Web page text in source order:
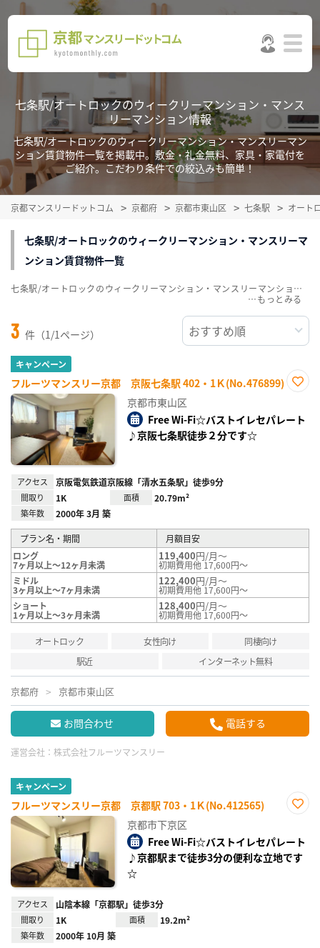
七条駅/オートロックのウィークリーマンション・マンス
リーマンション情報
七条駅/オートロックのウィークリーマンション・マンスリーマン
ション賃貸物件一覧を掲載中。敷金・礼金無料、家具・家電付を
ご紹介。こだわり条件での絞込みも簡単！
京都マンスリードットコム 京都府 京都市東山区 七条駅 オート
七条駅/オートロックのウィークリーマンション・マンスリーマ
ンション賃貸物件一覧
3 件（1/1ページ）
キャンペーン
フルーツマンスリー京都 京阪七条駅 402・1Ｋ(No.476899)
り登
京都市東山区
Free Wi-Fi☆バストイレセパレート
♪京阪七条駅徒歩２分です☆
アクセス 京阪電気鉄道京阪線「清水五条駅」徒歩9分
間取り 1K 面積 20.79m²
築年数 2000年 3月 築
プラン名・期間
月額目安
ロング
7ヶ月以上～12ヶ月未満
119,400円/月～
初期費用他 17,600円～
ミドル
3ヶ月以上～7ヶ月未満
122,400円/月～
初期費用他 17,600円～
ショート
1ヶ月以上～3ヶ月未満
128,400円/月～
初期費用他 17,600円～
オートロック 女性向け
同棲向け
駅近
インターネット無料
京都府 京都市東山区
お問合わせ 電話する
運営会社： 株式会社フルーツマンスリー
キャンペーン
フルーツマンスリー京都 京都駅 703・1Ｋ(No.412565)
り登
録
京都市下京区
Free Wi-Fi☆バストイレセパレート
♪京都駅まで徒歩3分の便利な立地です
☆
アクセス 山陰本線「京都駅」徒歩3分
間取り 1K 面積 19.2m²
築年数 2000年 10月 築
七条駅/オートロックのウィークリーマンション・マンスリーマンション賃貸物件一覧を掲載中。敷金・礼金無料、家具・家電付をご紹介。こだわり条件での絞込みも簡単！
…